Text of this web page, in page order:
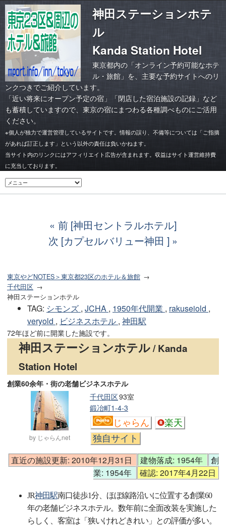
神田ステーションホテ
ル
Kanda Station Hotel
東京都内の「オンライン予約可能なホテ
ル・旅館」を、主要な予約サイトへのリ
ンクつきでご紹介しています。
「近い将来にオープン予定の宿 」「閉店した宿泊施設の記録 」など
も蓄積していますので、東京の宿にまつわる各種調べものにご活用
ください。
※個人が独力で運営管理しているサイトです。情報の誤り、不備等については「ご指摘
があれば訂正します」という以外の責任は負いかねます。
当サイト内のリンクにはアフィリエイト広告が含まれます。収益はサイト運営維持費
に充当しております。
前 [神田セントラルホテル]
次 [カプセルバリュー神田 ]
東京やどNOTES＞東京都23区のホテル＆旅館
千代田区
神田ステーションホテル
TAG: シモンズ , JCHA , 1950年代開業 , rakuseiold ,
veryold , ビジネスホテル , 神田駅
72年ほど前に開業した施設です。
神田ステーションホテル/ Kanda
Station Hotel
創業60余年・街の老舗ビジネスホテル
by じゃらんnet
93室
千代田区
鍛冶町1-4-3
じゃらん
楽天
独自サイト
直近の施設更新: 2010年12月31日 建物落成: 1954年
創
業: 1954年
確認: 2017年4月22日
JR神田駅南口徒歩1分、ほぼ線路沿いに位置する創業60
年の老舗ビジネスホテル。数年前に全面改装を実施した
らしく、客室は「狭いけれどきれい」との評価が多い。